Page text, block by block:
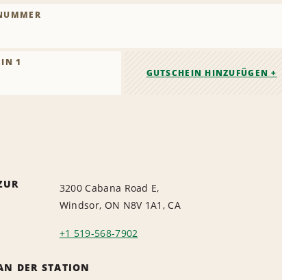
1
GUTSCHEIN HINZUFÜGEN +
3200 Cabana Road E,
Windsor, ON N8V 1A1, CA
+1 519-568-7902
DER STATION